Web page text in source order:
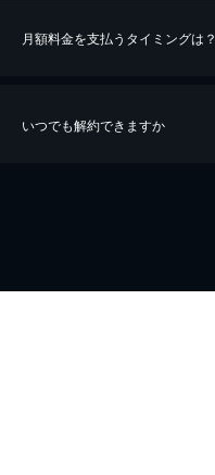
※40％ポイント還元の対象は、クレジ
月額料金を支払うタイミングは？
いつでも解約できますか